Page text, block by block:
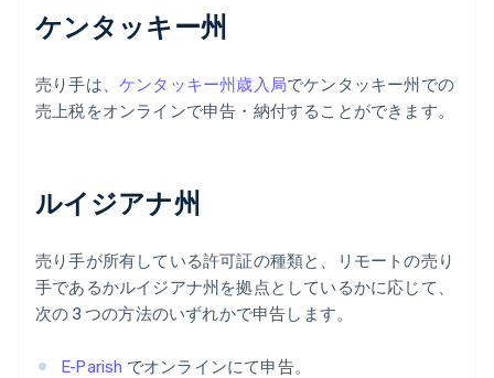
ケンタッキー州
売り手は、 ケンタッキー州歳入局でケンタッキー州での
売上税をオンラインで申告・納付することができます。
ルイジアナ州
売り手が所有している許可証の種類と、リモートの売り
手であるかルイジアナ州を拠点としているかに応じて、
次の 3 つの方法のいずれかで申告します。
E-Parish でオンラインにて申告。